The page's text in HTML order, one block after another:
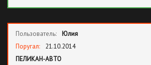
Пользователь:
Юлия
Поругал:
21.10.2014
ПЕЛИКАН-АВТО